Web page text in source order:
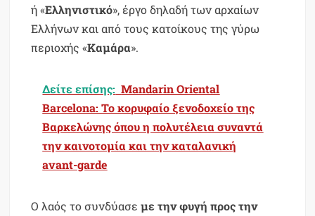
ή «Ελληνιστικό», έργο δηλαδή των αρχαίων
Ελλήνων και από τους κατοίκους της γύρω
περιοχής «Καμάρα».
Δείτε επίσης: Mandarin Oriental
Barcelona: Το κορυφαίο ξενοδοχείο της
Βαρκελώνης όπου η πολυτέλεια συναντά
την καινοτομία και την καταλανική
avant-garde
Ο λαός το συνδύασεμε την φυγή προς την